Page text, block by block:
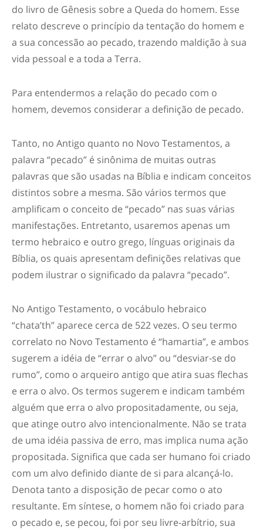
do livro de Gênesis sobre a Queda do homem. Esse
relato descreve o princípio da tentação do homem e
a sua concessão ao pecado, trazendo maldição à sua
vida pessoal e a toda a Terra.
Para entendermos a relação do pecado com o
homem, devemos considerar a definição de pecado.
Tanto, no Antigo quanto no Novo Testamentos, a
palavra “pecado” é sinônima de muitas outras
palavras que são usadas na Bíblia e indicam conceitos
distintos sobre a mesma. São vários termos que
amplificam o conceito de “pecado” nas suas várias
manifestações. Entretanto, usaremos apenas um
termo hebraico e outro grego, línguas originais da
Bíblia, os quais apresentam definições relativas que
podem ilustrar o significado da palavra “pecado”.
No Antigo Testamento, o vocábulo hebraico
“chata’th” aparece cerca de 522 vezes. O seu termo
correlato no Novo Testamento é “hamartia”, e ambos
sugerem a idéia de “errar o alvo” ou “desviar-se do
rumo”, como o arqueiro antigo que atira suas flechas
e erra o alvo. Os termos sugerem e indicam também
alguém que erra o alvo propositadamente, ou seja,
que atinge outro alvo intencionalmente. Não se trata
de uma idéia passiva de erro, mas implica numa ação
propositada. Significa que cada ser humano foi criado
com um alvo definido diante de si para alcançá-lo.
Denota tanto a disposição de pecar como o ato
resultante. Em síntese, o homem não foi criado para
o pecado e, se pecou, foi por seu livre-arbítrio, sua